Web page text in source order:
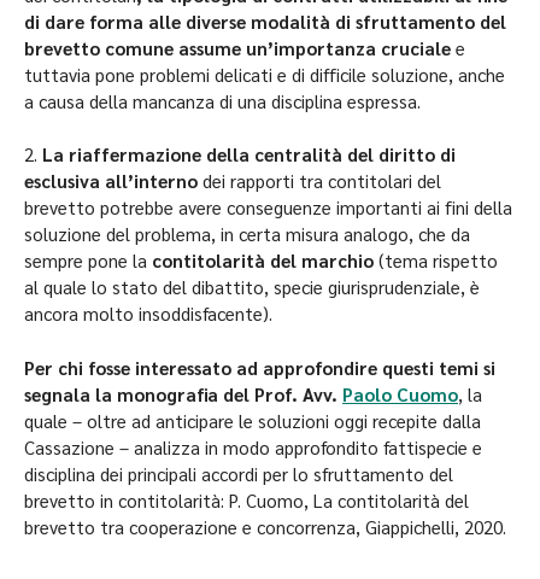
di dare forma alle diverse modalità di sfruttamento del
brevetto comune assume un’importanza cruciale e
tuttavia pone problemi delicati e di difficile soluzione, anche
a causa della mancanza di una disciplina espressa.
2. La riaffermazione della centralità del diritto di
esclusiva all’interno dei rapporti tra contitolari del
brevetto potrebbe avere conseguenze importanti ai fini della
soluzione del problema, in certa misura analogo, che da
sempre pone la contitolarità del marchio (tema rispetto
al quale lo stato del dibattito, specie giurisprudenziale, è
ancora molto insoddisfacente).
Per chi fosse interessato ad approfondire questi temi si
segnala la monografia del Prof. Avv. Paolo Cuomo , la
quale – oltre ad anticipare le soluzioni oggi recepite dalla
Cassazione – analizza in modo approfondito fattispecie e
disciplina dei principali accordi per lo sfruttamento del
brevetto in contitolarità: P. Cuomo, La contitolarità del
brevetto tra cooperazione e concorrenza, Giappichelli, 2020.